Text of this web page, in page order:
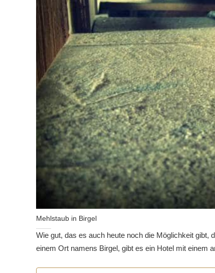
Mehlstaub in Birgel
Wie gut, das es auch heute noch die Möglichkeit gibt,
einem Ort namens Birgel, gibt es ein Hotel mit einem